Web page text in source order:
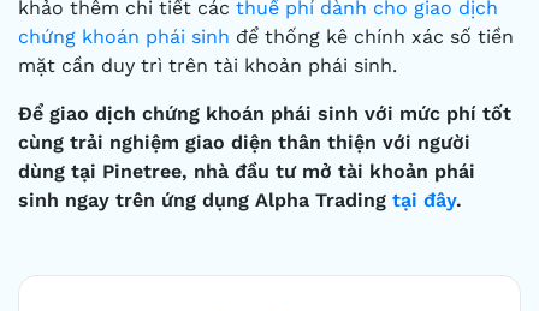
khảo thêm chi tiết các thuế phí dành cho giao dịch
chứng khoán phái sinh để thống kê chính xác số tiền
mặt cần duy trì trên tài khoản phái sinh.
Để giao dịch chứng khoán phái sinh với mức phí tốt
cùng trải nghiệm giao diện thân thiện với người
dùng tại Pinetree, nhà đầu tư mở tài khoản phái
sinh ngay trên ứng dụng Alpha Trading tại đây.